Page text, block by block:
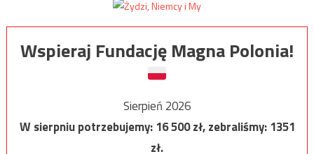
Wspieraj Fundację Magna Polonia!
Sierpień 2026
W sierpniu potrzebujemy:16 500zł, zebraliśmy:1351
zł.